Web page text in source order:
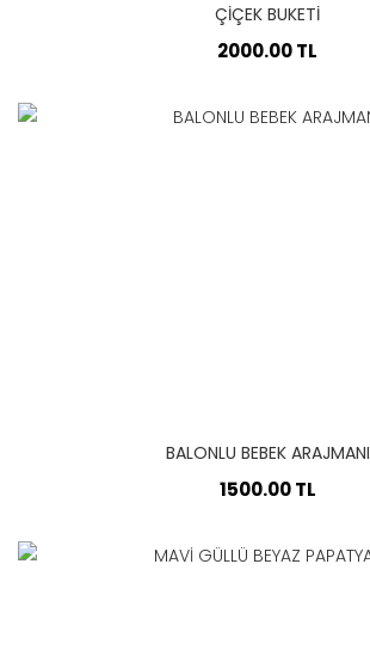
ÇİÇEK BUKETİ
2000.00 TL
BALONLU BEBEK ARAJMANI
1500.00 TL